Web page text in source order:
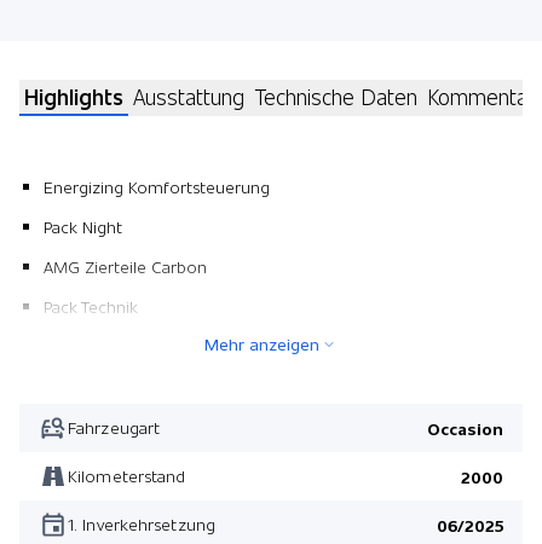
Highlights Ausstattung Technische Daten Kommentar
Energizing Komfortsteuerung
Pack Night
AMG Zierteile Carbon
Pack Technik
Pack Park mit Rückfahrkamera
Pack Memory
Pack Smartphone Integration
Mehr anzeigen
Fahrzeugart Occasion
Kilometerstand 2000
1. Inverkehrsetzung 06/2025